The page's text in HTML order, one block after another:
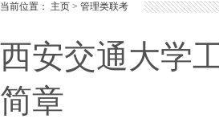
当前位置： 主页 > 管理类联考
西安交通大学
简章